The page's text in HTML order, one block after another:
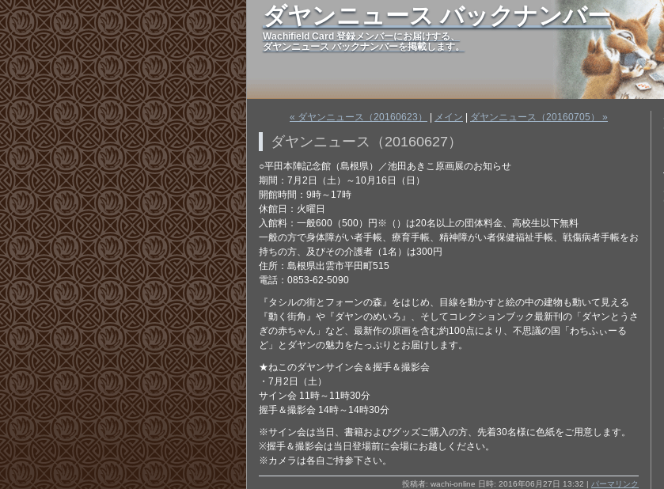
ダヤンニュース バックナンバー
Wachifield Card 登録メンバーにお届けする、
ダヤンニュース バックナンバーを掲載します。
« ダヤンニュース（20160623） メイン ダヤンニュース（20160705） »
ダヤンニュース（20160627）
○平田本陣記念館（島根県）／池田あきこ原画展のお知らせ
期間：7月2日（土）～10月16日（日）
開館時間：9時～17時
休館日：火曜日
入館料：一般600（500）円※（）は20名以上の団体料金、高校生以下無料
一般の方で身体障がい者手帳、療育手帳、精神障がい者保健福祉手帳、戦傷病者手帳をお
持ちの方、及びその介護者（1名）は300円
住所：島根県出雲市平田町515
電話：0853-62-5090
『タシルの街とフォーンの森』をはじめ、目線を動かすと絵の中の建物も動いて見える
『動く街角』や『ダヤンのめいろ』、そしてコレクションブック最新刊の「ダヤンとうさ
ぎの赤ちゃん」など、最新作の原画を含む約100点により、不思議の国「わちふぃーる
ど」とダヤンの魅力をたっぷりとお届けします。
★ねこのダヤンサイン会＆握手＆撮影会
・7月2日（土）
サイン会 11時～11時30分
握手＆撮影会 14時～14時30分
※サイン会は当日、書籍およびグッズご購入の方、先着30名様に色紙をご用意します。
※握手＆撮影会は当日登場前に会場にお越しください。
※カメラは各自ご持参下さい。
投稿者: wachi-online 日時: 2016年06月27日 13:32 | パーマリンク